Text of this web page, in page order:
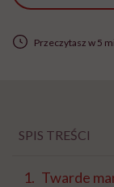
Przeczytasz w 5
SPIS TREŚCI
Twarde